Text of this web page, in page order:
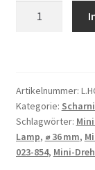
von
Sugatsune
/
LAMP
Artikelnummer:
Kategorie:
Schlagwörter:
Lamp, ⌀ 36 mm,
023-854, Mini-